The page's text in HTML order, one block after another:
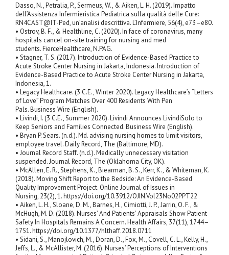
Dasso, N., Petralia, P., Sermeus, W., & Aiken, L. H. (2019). Impatto
dell’Assistenza Infermieristica Pediatrica sulla qualità delle Cure:
RN4CAST@IT-Ped, un’analisi descrittiva. L’Infermiere, 56(4), e73–e80.
• Ostrov, B. F., & Healthline, C. (2020). In face of coronavirus, many
hospitals cancel on-site training for nursing and med
students. FierceHealthcare, N.PAG.
• Stagner, T. S. (2017). Introduction of Evidence-Based Practice to
Acute Stroke Center Nursing in Jakarta, Indonesia. Introduction of
Evidence-Based Practice to Acute Stroke Center Nursing in Jakarta,
Indonesia, 1.
• Legacy Healthcare. (3 C.E., Winter 2020). Legacy Healthcare’s “Letters
of Love” Program Matches Over 400 Residents With Pen
Pals. Business Wire (English).
• Livindi, I. (3 C.E., Summer 2020). Livindi Announces LivindiSolo to
Keep Seniors and Families Connected. Business Wire (English).
• Bryan P. Sears. (n.d.). Md. advising nursing homes to limit visitors,
employee travel. Daily Record, The (Baltimore, MD).
• Journal Record Staff. (n.d.). Medically unnecessary visitation
suspended. Journal Record, The (Oklahoma City, OK).
• McAllen, E. R., Stephens, K., Biearman, B. S., Kerr, K., & Whiteman, K.
(2018). Moving Shift Report to the Bedside: An Evidence-Based
Quality Improvement Project. Online Journal of Issues in
Nursing, 23(2), 1. https://doi.org/10.3912/OJIN.Vol23No02PPT22
• Aiken, L. H., Sloane, D. M., Barnes, H., Cimiotti, J. P., Jarrin, O. F., &
McHugh, M. D. (2018). Nurses’ And Patients’ Appraisals Show Patient
Safety In Hospitals Remains A Concern. Health Affairs, 37(11), 1744–
1751. https://doi.org/10.1377/hlthaff.2018.0711
• Sidani, S., Manojlovich, M., Doran, D., Fox, M., Covell, C. L., Kelly, H.,
Jeffs, L., & McAllister, M. (2016). Nurses’ Perceptions of Interventions